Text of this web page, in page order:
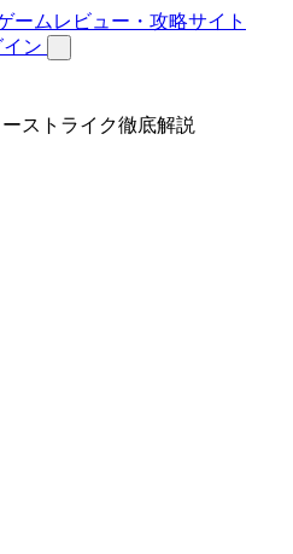
イン
ストライク徹底解説